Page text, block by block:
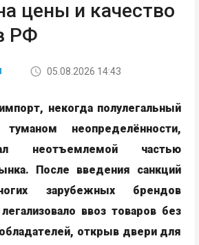
цены и качество
РФ
05.08.2026 14:43
некогда полулегальный
неопределённости,
неотъемлемой частью
После введения санкций
зарубежных брендов
ввоз товаров без
открыв двери для